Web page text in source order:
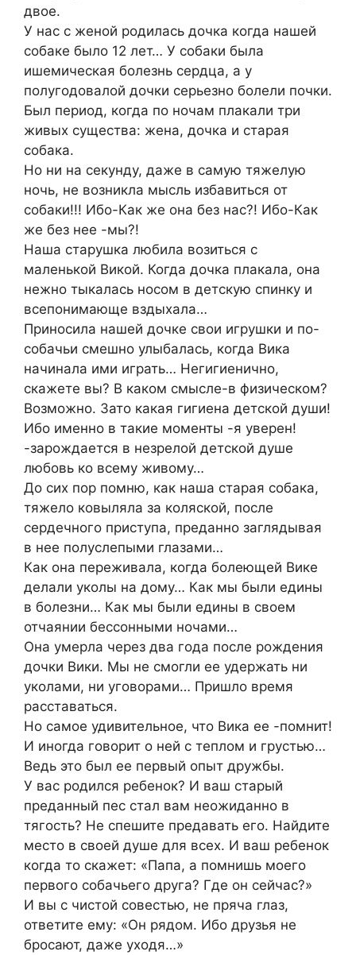
двое.
У нас с женой родилась дочка когда нашей
собаке было 12 лет… У собаки была
ишемическая болезнь сердца, а у
полугодовалой дочки серьезно болели почки.
Был период, когда по ночам плакали три
живых существа: жена, дочка и старая
собака.
Но ни на секунду, даже в самую тяжелую
ночь, не возникла мысль избавиться от
собаки!!! Ибо-Как же она без нас?! Ибо-Как
же без нее -мы?!
Наша старушка любила возиться с
маленькой Викой. Когда дочка плакала, она
нежно тыкалась носом в детскую спинку и
всепонимающе вздыхала…
Приносила нашей дочке свои игрушки и по-
собачьи смешно улыбалась, когда Вика
начинала ими играть… Негигиенично,
скажете вы? В каком смысле-в физическом?
Возможно. Зато какая гигиена детской души!
Ибо именно в такие моменты -я уверен!
-зарождается в незрелой детской душе
любовь ко всему живому…
До сих пор помню, как наша старая собака,
тяжело ковыляла за коляской, после
сердечного приступа, преданно заглядывая
в нее полуслепыми глазами…
Как она переживала, когда болеющей Вике
делали уколы на дому… Как мы были едины
в болезни… Как мы были едины в своем
отчаянии бессонными ночами…
Она умерла через два года после рождения
дочки Вики. Мы не смогли ее удержать ни
уколами, ни уговорами… Пришло время
расставаться.
Но самое удивительное, что Вика ее -помнит!
И иногда говорит о ней с теплом и грустью…
Ведь это был ее первый опыт дружбы.
У вас родился ребенок? И ваш старый
преданный пес стал вам неожиданно в
тягость? Не спешите предавать его. Найдите
место в своей душе для всех. И ваш ребенок
когда то скажет: «Папа, а помнишь моего
первого собачьего друга? Где он сейчас?»
И вы с чистой совестью, не пряча глаз,
ответите ему: «Он рядом. Ибо друзья не
бросают, даже уходя…»